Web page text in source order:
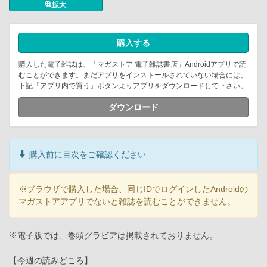
拡大
購入する
購入した電子雑誌は、「マガストア 電子雑誌書店」Androidアプリで読
むことができます。まだアプリをインストールされていない場合には、
下記「アプリ内で買う」ボタンよりアプリをダウンロードして下さい。
ダウンロード
購入前に目次をご確認ください
※ブラウザで購入した場合、同じIDでログインしたAndroidの
マガストアアプリでないと雑誌を読むことができません。
※電子版では、巻頭グラビアは掲載されておりません。
【今週の読みどころ】